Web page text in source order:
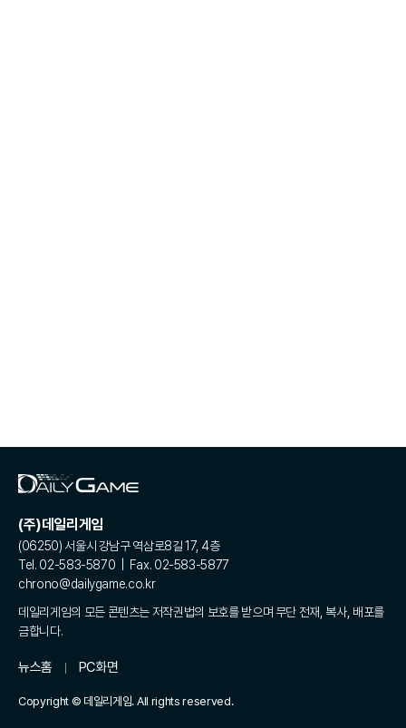
(주)데일리게임
(06250) 서울시 강남구 역삼로8길 17, 4층
Tel. 02-583-5870 | Fax. 02-583-5877
chrono@dailygame.co.kr
데일리게임의 모든 콘텐츠는 저작권법의 보호를 받으며 무단 전재, 복사, 배포를
금합니다.
뉴스홈 PC화면
Copyright © 데일리게임. All rights reserved.